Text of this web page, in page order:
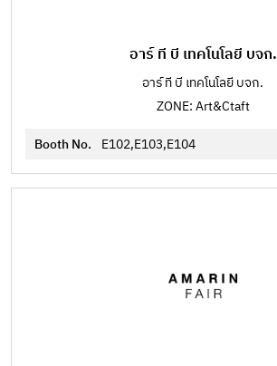
อาร์ ที บี เทคโนโลยี บจก.
อาร์ ที บี เทคโนโลยี บจก.
ZONE: Art&Ctaft
Booth No. E102,E103,E104